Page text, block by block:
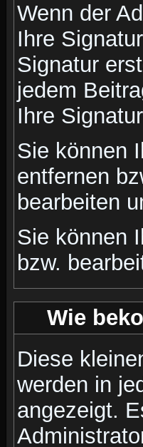
Wenn der
Ihre
Signatur
jedem
Ihre
Sie können
entfernen
bearbeiten
Sie können
bzw.
Wie
Diese
werden in
angezeigt.